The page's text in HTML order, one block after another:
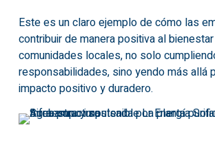
Este es un claro ejemplo de cómo las
contribuir de manera positiva al
comunidades locales, no solo
responsabilidades, sino yendo más allá
impacto positivo y duradero.